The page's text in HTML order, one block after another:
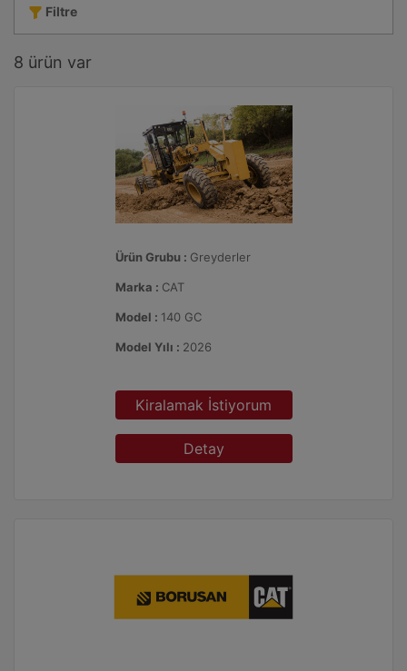
Filtre
8 ürün var
Ürün Grubu : Greyderler
Marka : CAT
Model : 140 GC
Model Yılı : 2026
Kiralamak İstiyorum
Detay